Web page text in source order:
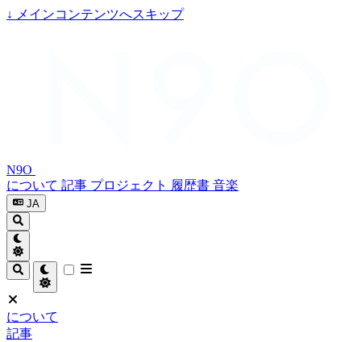
↓ メインコンテンツへスキップ
N9O
について 記事 プロジェクト 履歴書 音楽
JA
について
記事